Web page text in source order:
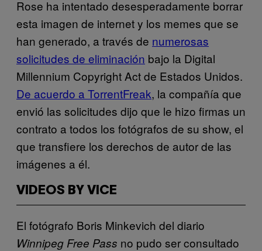
Rose ha intentado desesperadamente borrar
esta imagen de internet y los memes que se
han generado, a través de numerosas
solicitudes de eliminación bajo la Digital
Millennium Copyright Act de Estados Unidos.
De acuerdo a TorrentFreak, la compañía que
envió las solicitudes dijo que le hizo firmas un
contrato a todos los fotógrafos de su show, el
que transfiere los derechos de autor de las
imágenes a él.
VIDEOS BY VICE
El fotógrafo Boris Minkevich del diario
Winnipeg Free Pass no pudo ser consultado